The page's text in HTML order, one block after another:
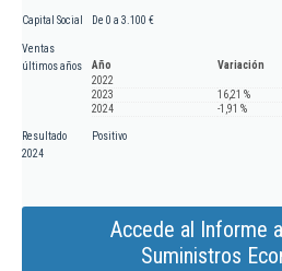
Capital Social De 0 a 3.100 €
Ventas
últimos años
Año
Variación
2022
2023
16,21 %
2024
-1,91 %
Resultado
2024
Positivo
Accede al Informe
Suministros